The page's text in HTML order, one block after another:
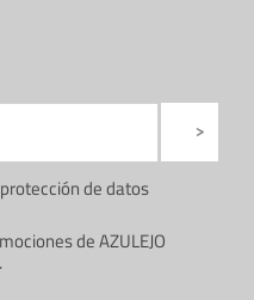
de datos
de AZULEJO